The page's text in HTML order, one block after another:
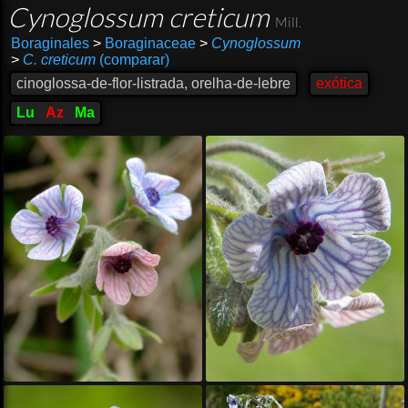
Cynoglossum creticum Mill.
Boraginales >Boraginaceae > Cynoglossum
> C. creticum(comparar)
cinoglossa-de-flor-listrada, orelha-de-lebre
exótica
Lu
Az Ma